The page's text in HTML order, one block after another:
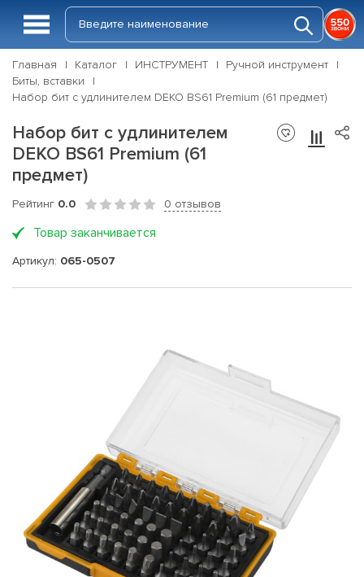
Главная Каталог ИНСТРУМЕНТ
Ручной инструмент
Биты, вставки
Набор бит с удлинителем DEKO BS61 Premium (61 предмет)
Набор бит с удлинителем
DEKO BS61 Premium (61
предмет)
Рейтинг 0.0 0 отзывов
Товар заканчивается
Артикул: 065-0507